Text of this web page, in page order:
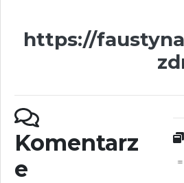
https://
Komentarz
e